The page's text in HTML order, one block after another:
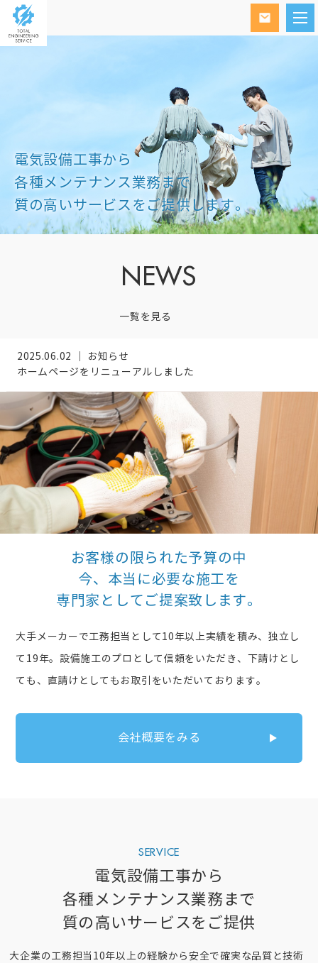
電気設備工事から
各種メンテナンス業務まで
質の高いサービスをご提供します。
NEWS
一覧を見る
2025.06.02 ｜ お知らせ
ホームページをリニューアルしました
お客様の限られた予算の中
今、本当に必要な施工を
専門家としてご提案致します。
大手メーカーで工務担当として10年以上実績を積み、独立し
て19年。設備施工のプロとして信頼をいただき、下請けとし
ても、直請けとしてもお取引をいただいております。
会社概要をみる
SERVICE
電気設備工事から
各種メンテナンス業務まで
質の高いサービスをご提供
大企業の工務担当10年以上の経験から安全で確実な品質と技術